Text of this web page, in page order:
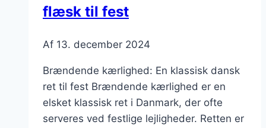
stemning
flæsk til fest
Af 13. december 2024
Brændende kærlighed: En klassisk dansk
ret til fest Brændende kærlighed er en
elsket klassisk ret i Danmark, der ofte
serveres ved festlige lejligheder. Retten er